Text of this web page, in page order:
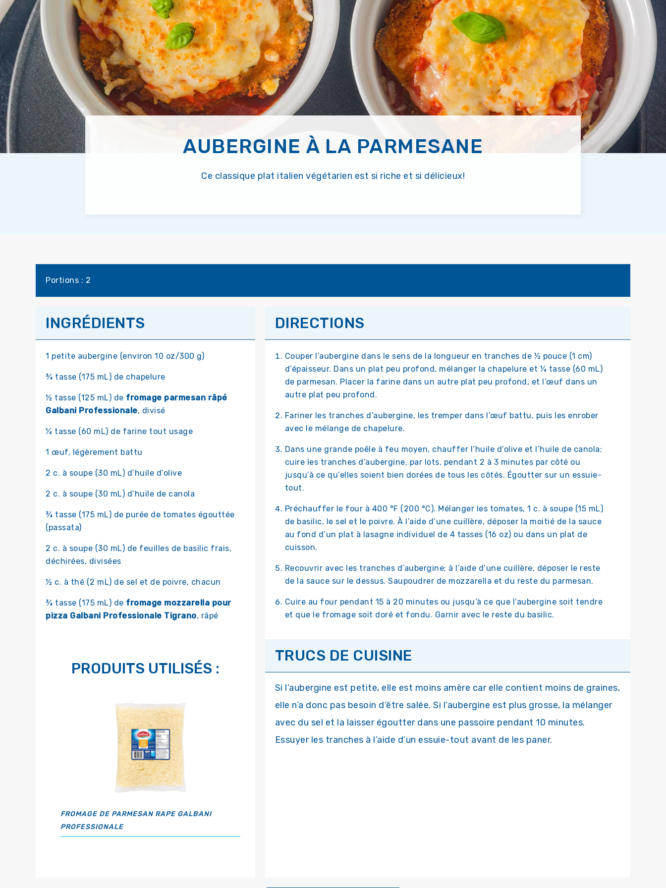
AUBERGINE À LA PARMESANE
Ce classique plat italien végétarien est si riche et si délicieux!
Portions : 2
INGRÉDIENTS
1 petite aubergine (environ 10 oz/300 g)
¾ tasse (175 mL) de chapelure
½ tasse (125 mL) de fromage parmesan râpé
Galbani Professionale, divisé
¼ tasse (60 mL) de farine tout usage
1 œuf, légèrement battu
2 c. à soupe (30 mL) d’huile d’olive
2 c. à soupe (30 mL) d’huile de canola
¾ tasse (175 mL) de purée de tomates égouttée
(passata)
2 c. à soupe (30 mL) de feuilles de basilic frais,
déchirées, divisées
½ c. à thé (2 mL) de sel et de poivre, chacun
¾ tasse (175 mL) de fromage mozzarella pour
pizza Galbani Professionale Tigrano, râpé
PRODUITS UTILISÉS :
FROMAGE DE PARMESAN RAPE GALBANI
PROFESSIONALE
DIRECTIONS
Couper l’aubergine dans le sens de la longueur en tranches de ½ pouce (1 cm)
d’épaisseur. Dans un plat peu profond, mélanger la chapelure et ¼ tasse (60 mL)
de parmesan. Placer la farine dans un autre plat peu profond, et l’œuf dans un
autre plat peu profond.
Fariner les tranches d’aubergine, les tremper dans l’œuf battu, puis les enrober
avec le mélange de chapelure.
Dans une grande poêle à feu moyen, chauffer l’huile d’olive et l’huile de canola;
cuire les tranches d’aubergine, par lots, pendant 2 à 3 minutes par côté ou
jusqu’à ce qu’elles soient bien dorées de tous les côtés. Égoutter sur un essuie-
tout.
Préchauffer le four à 400 °F (200 °C). Mélanger les tomates, 1 c. à soupe (15 mL)
de basilic, le sel et le poivre. À l’aide d’une cuillère, déposer la moitié de la sauce
au fond d’un plat à lasagne individuel de 4 tasses (16 oz) ou dans un plat de
cuisson.
Recouvrir avec les tranches d’aubergine; à l’aide d’une cuillère, déposer le reste
de la sauce sur le dessus. Saupoudrer de mozzarella et du reste du parmesan.
Cuire au four pendant 15 à 20 minutes ou jusqu’à ce que l’aubergine soit tendre
et que le fromage soit doré et fondu. Garnir avec le reste du basilic.
TRUCS DE CUISINE
Si l’aubergine est petite, elle est moins amère car elle contient moins de graines,
elle n’a donc pas besoin d’être salée. Si l’aubergine est plus grosse, la mélanger
avec du sel et la laisser égoutter dans une passoire pendant 10 minutes.
Essuyer les tranches à l’aide d’un essuie-tout avant de les paner.